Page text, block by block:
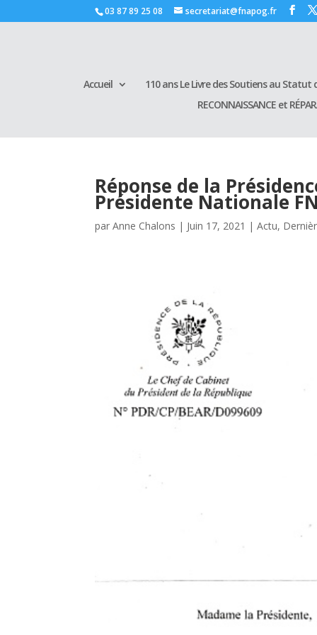
03 87 89 25 08 secretariat@fnapog.fr
Accueil 110 ans Le Livre des Soutiens au Statut
RECONNAISSANCE et
Réponse de la
Présidente Nationale
parAnne Chalons | Juin 17, 2021 |Actu,